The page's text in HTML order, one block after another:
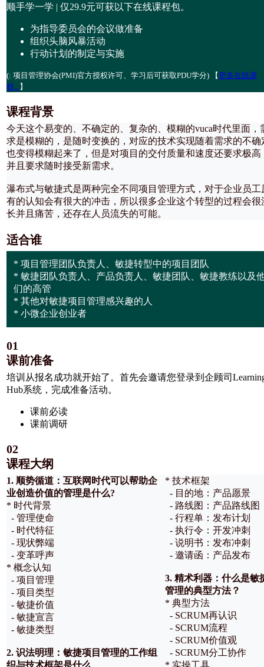
顺手学一学 | 仅29.9元可获以下在线课程包。
为指导委员会的会议做准备
组织头脑风暴活动
行动计划的制定与实施
(: 项目管理协会(PMI)官方授权许可、学习后可获取PDU学分) 【更多在线课
程...】
课程背景
今天这个易变的、不确定的、复杂的、模糊的vuca时代里面，
求是模糊的，是随时变换的，对应的技术实现随着需求的不确
也变得模糊起来了，但是对项目的交付质量和速度还要求极高
并且要求随时接受新需求。
瀑布式与敏捷式是两种完全不同项目管理方式，对于企业员工
有的认知会有很大的冲击，所以很多企业这个转型的过程会很
长并且痛苦，还存在人员流失的可能。
适合谁
* 项目管理团队负责人、敏捷转型中的项目团队
* 敏捷团队负责人、产品负责人、敏捷团队、敏捷教练以及
们的高管
* 其他对敏捷项目管理感兴趣的人
* 小微企业创业者
01
课前准备
培训从报名成功就开始了。首先会邀请您登录到企顾司
Hub系统，完成准备活动。
课前必读
课前调研
02
课程大纲
1. 顺势循道：互联网时代可以帮助企
业创造价值的管理是什么?
* 时代背景
- 管理使命
- 时代特征
- 现状弊端
- 变革呼声
* 概念认知
- 项目管理
- 项目类型
- 敏捷价值
- 敏捷宣言
- 敏捷类型
2. 识法明理：敏捷项目管理的工作组
织与技术框架是什么
* 技术框架
- 目的地：产品愿景
- 路线图：产品路线图
- 行程单：发布计划
- 执行令：开发冲刺
- 说明书：发布冲刺
- 邀请函：产品发布
3. 精术利器：什么是敏
管理的典型方法？
* 典型方法
- SCRUM再认识
- SCRUM流程
- SCRUM价值观
- SCRUM分工协作
* 实操工具